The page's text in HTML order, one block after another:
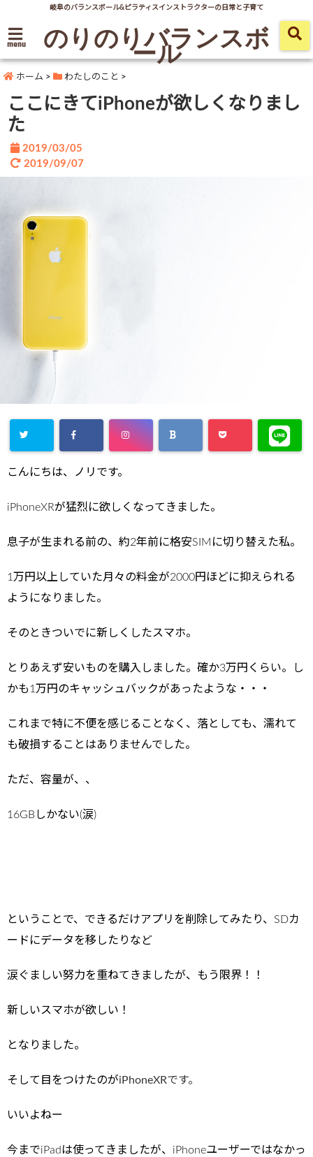
岐阜のバランスボール&ピラティスインストラクターの日常と子育て
menu のりのりバランスボ
ール
ホーム > わたしのこと >
ここにきてiPhoneが欲しくなりまし
た
2019/03/05
2019/09/07
こんにちは、ノリです。
iPhoneXRが猛烈に欲しくなってきました。
息子が生まれる前の、約2年前に格安SIMに切り替えた私。
1万円以上していた月々の料金が2000円ほどに抑えられる
ようになりました。
そのときついでに新しくしたスマホ。
とりあえず安いものを購入しました。確か3万円くらい。し
かも1万円のキャッシュバックがあったような・・・
これまで特に不便を感じることなく、落としても、濡れて
も破損することはありませんでした。
ただ、容量が、、
16GBしかない(涙)
ということで、できるだけアプリを削除してみたり、SDカ
ードにデータを移したりなど
涙ぐましい努力を重ねてきましたが、もう限界！！
新しいスマホが欲しい！
となりました。
そして目をつけたのがiPhoneXRです。
いいよねー
今までiPadは使ってきましたが、iPhoneユーザーではなかっ